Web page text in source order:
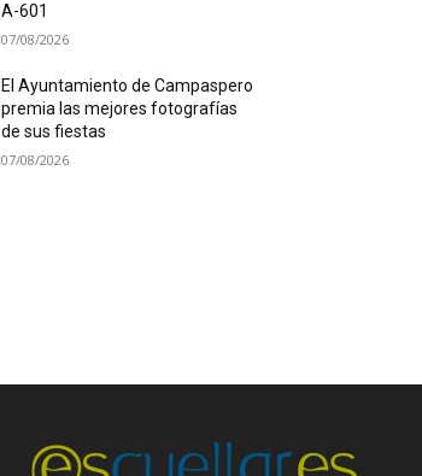
A-601
07/08/2026
El Ayuntamiento de Campaspero
premia las mejores fotografías
de sus fiestas
07/08/2026